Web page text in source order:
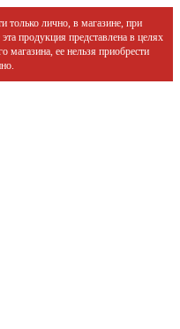
лично, в магазине, при
продукция представлена в целях
магазина, ее нельзя приобрести